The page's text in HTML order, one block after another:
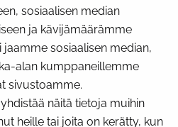
sosiaalisen median
ja kävijämäärämme
jaamme sosiaalisen median,
alan kumppaneillemme
sivustoamme.
näitä tietoja muihin
heille tai joita on kerätty, kun